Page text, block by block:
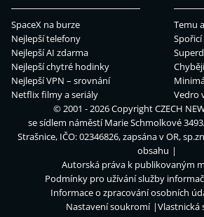
SpaceX na burze
Nejlepší telefony
Nejlepší AI zdarma
Nejlepší chytré hodinky
Nejlepší VPN – srovnání
Netflix filmy a seriály
Temu
Vedro
© 2001 - 2026 CopyrightCZECH
se sídlem náměstí Marie Schmolkové
Strašnice, IČO: 02346826, zapsána v OR,
obsahu
Autorská práva k publikovaným
Podmínky pro užívání služby
Informace o zpracování osobních
Nastavení soukromí
Vlastnická